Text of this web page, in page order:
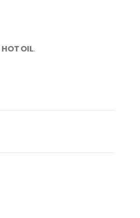
HOT OIL.